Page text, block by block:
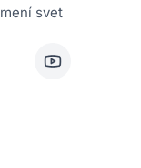
svet